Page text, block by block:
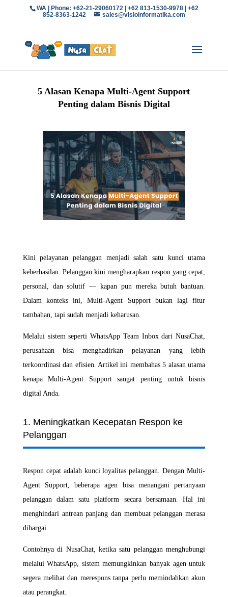
WA | Phone: +62-21-29060172 | +62 813-1530-9978 | +62
852-8363-1242
sales@visioinformatika.com
5 Alasan Kenapa Multi-Agent Support
Penting dalam Bisnis Digital
Kini pelayanan pelanggan menjadi salah satu kunci utama
keberhasilan. Pelanggan kini mengharapkan respon yang cepat,
personal, dan solutif — kapan pun mereka butuh bantuan.
Dalam konteks ini, Multi-Agent Support bukan lagi fitur
tambahan, tapi sudah menjadi keharusan.
Melalui sistem seperti WhatsApp Team Inbox dari NusaChat,
perusahaan bisa menghadirkan pelayanan yang lebih
terkoordinasi dan efisien. Artikel ini membahas 5 alasan utama
kenapa Multi-Agent Support sangat penting untuk bisnis
digital Anda.
1. Meningkatkan Kecepatan Respon ke
Pelanggan
Respon cepat adalah kunci loyalitas pelanggan. Dengan Multi-
Agent Support, beberapa agen bisa menangani pertanyaan
pelanggan dalam satu platform secara bersamaan. Hal ini
menghindari antrean panjang dan membuat pelanggan merasa
dihargai.
Contohnya di NusaChat, ketika satu pelanggan menghubungi
melalui WhatsApp, sistem memungkinkan banyak agen untuk
segera melihat dan merespons tanpa perlu memindahkan akun
atau perangkat.